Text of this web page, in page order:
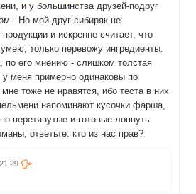
и у большинства друзей-подруг
Но мой друг-сибиряк не
и искренне считает, что
только перевожу ингредиенты.
по его мнению - слишком толстая
меня примерно одинаковы по
тоже не нравятся, ибо теста в них
напоминают кусочки фарша,
перетянутые и готовые лопнуть
ответьте: кто из нас прав?